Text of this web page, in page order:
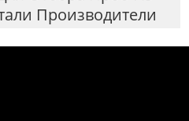
Производители